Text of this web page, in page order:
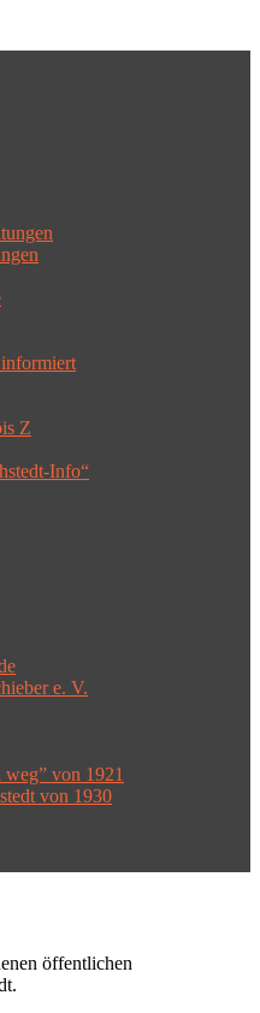
Z
Info“
e. V.
von 1921
von 1930
öffentlichen